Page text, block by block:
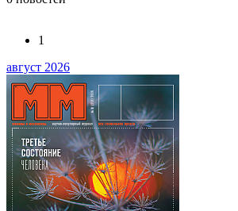
1
август 2026